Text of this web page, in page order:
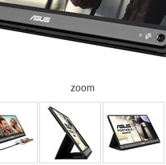
zoom